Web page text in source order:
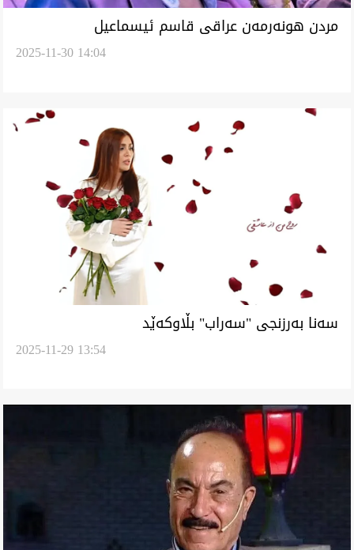
‏مردن هونەرمەن عراقی قاسم ئیسماعیل
2025-11-30 14:04
‏سەنا بەرزنجی "سەراب" بڵاوکەێد
2025-11-29 13:54